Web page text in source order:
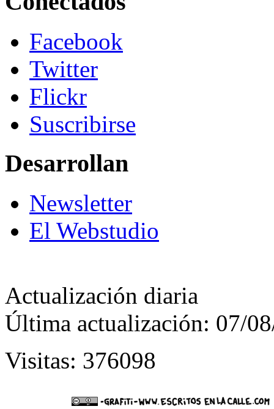
Facebook
Twitter
Flickr
Suscribirse
Desarrollan
Newsletter
El Webstudio
Actualización diaria
Última actualización: 07/
Visitas: 376098